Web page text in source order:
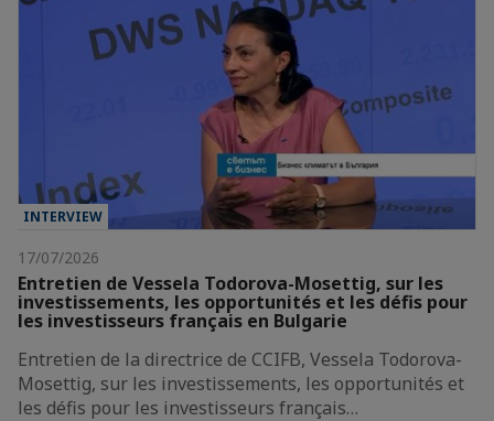
INTERVIEW
17/07/2026
Entretien de Vessela Todorova-Mosettig, sur les
investissements, les opportunités et les défis pour
les investisseurs français en Bulgarie
Entretien de la directrice de CCIFB, Vessela Todorova-
Mosettig, sur les investissements, les opportunités et
les défis pour les investisseurs français…